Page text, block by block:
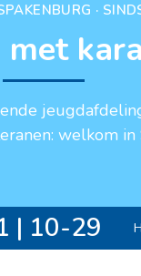
·
met
welkom in
| 10-29